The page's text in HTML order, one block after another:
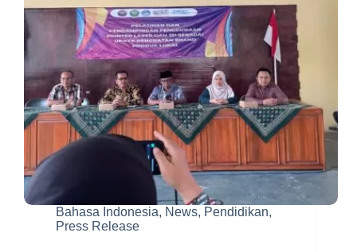
Bahasa Indonesia, News, Pendidikan,
Press Release